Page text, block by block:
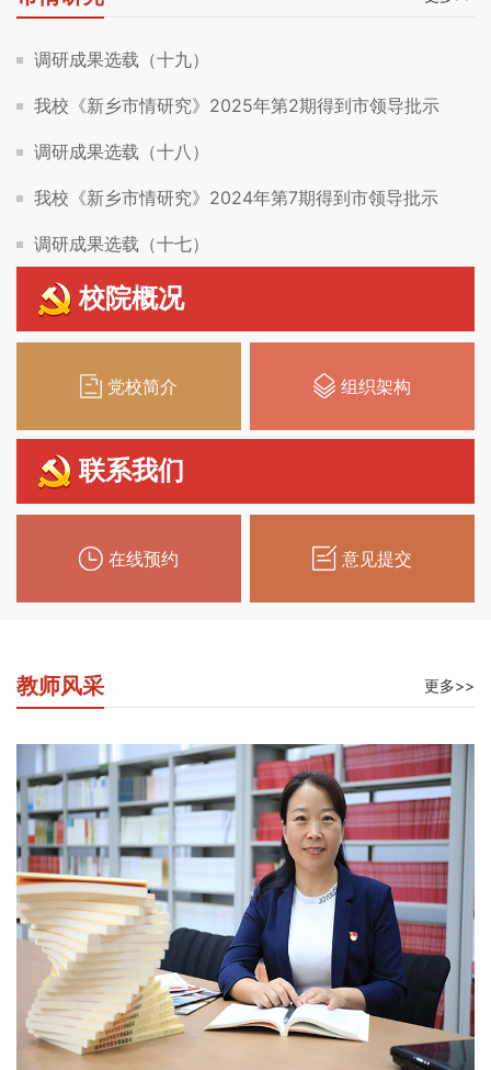
调研成果选载（十九）
我校《新乡市情研究》2025年第2期得到市领导批示
调研成果选载（十八）
我校《新乡市情研究》2024年第7期得到市领导批示
调研成果选载（十七）
校院概况
党校简介 组织架构
联系我们
在线预约 意见提交
教师风采 更多>>